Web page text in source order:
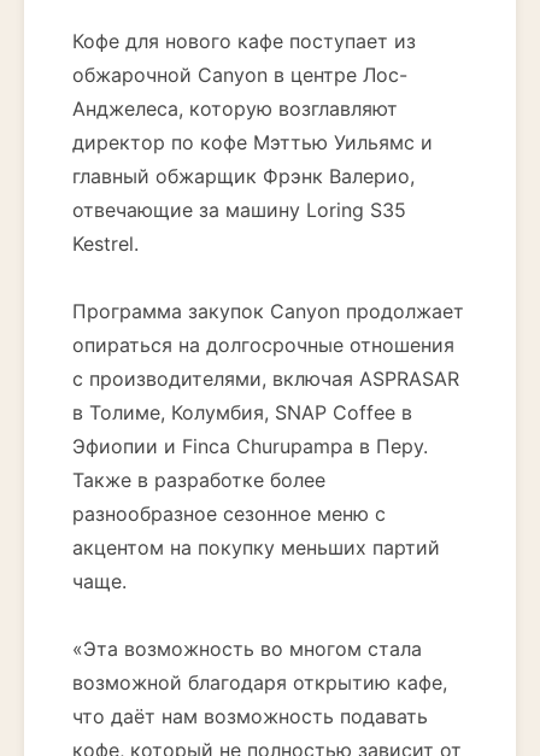
Кофе для нового кафе поступает из
обжарочной Canyon в центре Лос-
Анджелеса, которую возглавляют
директор по кофе Мэттью Уильямс и
главный обжарщик Фрэнк Валерио,
отвечающие за машину Loring S35
Kestrel.
Программа закупок Canyon продолжает
опираться на долгосрочные отношения
с производителями, включая ASPRASAR
в Толиме, Колумбия, SNAP Coffee в
Эфиопии и Finca Churupampa в Перу.
Также в разработке более
разнообразное сезонное меню с
акцентом на покупку меньших партий
чаще.
«Эта возможность во многом стала
возможной благодаря открытию кафе,
что даёт нам возможность подавать
кофе, который не полностью зависит от